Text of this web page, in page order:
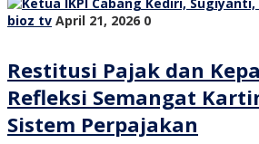
bioz tv April 21, 2026 0
Restitusi Pajak dan
Refleksi Semangat
Sistem Perpajakan